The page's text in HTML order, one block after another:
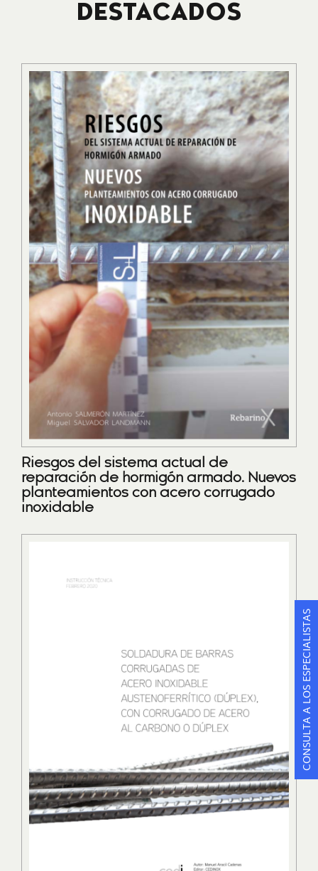
DESTACADOS
Riesgos del sistema actual de
reparación de hormigón armado. Nuevos
planteamientos con acero corrugado
inoxidable
CONSULTA A LOS ESPECIALISTAS